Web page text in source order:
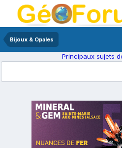
Bijoux & Opales
Principaux sujets